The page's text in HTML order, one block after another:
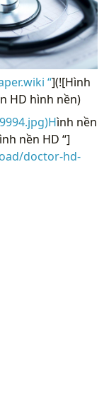
“](![Hình
HD hình nền)
ình nền
nền HD “]
doctor-hd-